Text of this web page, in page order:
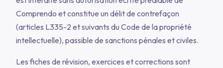
Comprendo et constitue un délit de contrefaçon
(articles L335-2 et suivants du Code de la propriété
intellectuelle), passible de sanctions pénales et civiles.
Les fiches de révision, exercices et corrections sont